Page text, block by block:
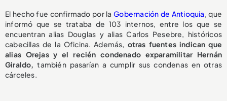
El hecho fue confirmado por laGobernación de Antioquia, que
informó que se trataba de 103 internos, entre los que se
encuentran alias Douglas y alias Carlos Pesebre, históricos
cabecillas de la Oficina. Además, otras fuentes indican que
alias Orejas y el recién condenado exparamilitar Hernán
Giraldo,también pasarían a cumplir sus condenas en otras
cárceles.